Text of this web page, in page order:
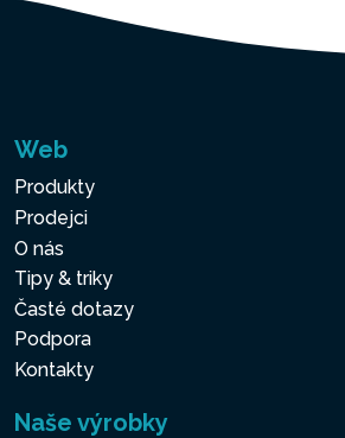
Web
Produkty
Prodejci
O nás
Tipy & triky
Časté dotazy
Podpora
Kontakty
Naše výrobky